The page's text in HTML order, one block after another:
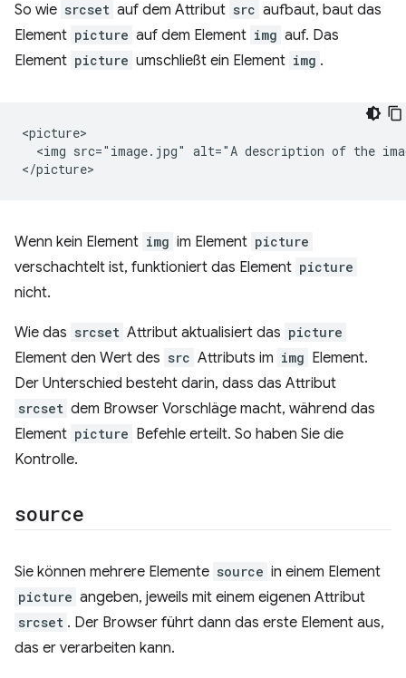
So wie srcset auf dem Attribut src aufbaut, baut das
Element picture auf dem Element img auf. Das
Element picture umschließt ein Element img .
<picture>
<img src="image.jpg" alt="A description of the
Wenn kein Element img im Element picture
verschachtelt ist, funktioniert das Element picture
nicht.
Wie das srcset Attribut aktualisiert das picture
Element den Wert des src Attributs im img Element.
Der Unterschied besteht darin, dass das Attribut
srcset dem Browser Vorschläge macht, während das
Element picture Befehle erteilt. So haben Sie die
Kontrolle.
source
Sie können mehrere Elemente source in einem Element
picture angeben, jeweils mit einem eigenen Attribut
srcset . Der Browser führt dann das erste Element aus,
das er verarbeiten kann.